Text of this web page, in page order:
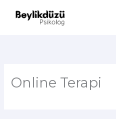
Online Terapi